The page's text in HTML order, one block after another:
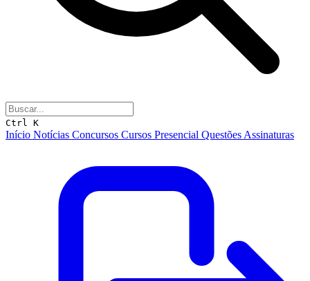
Ctrl K
Início Notícias Concursos Cursos Presencial Questões Assinaturas